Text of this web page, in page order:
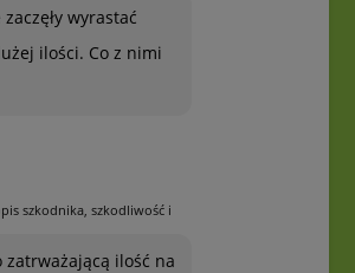
wyrastać
ilości. Co z nimi
szkodnika, szkodliwość i
ilość na